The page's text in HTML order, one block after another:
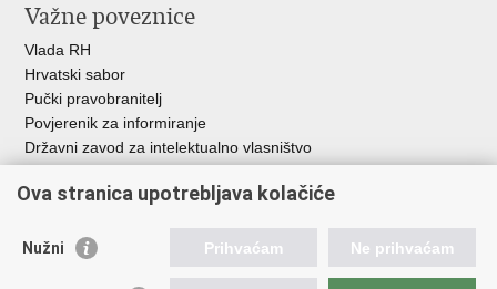
Važne poveznice
Vlada RH
Hrvatski sabor
Pučki pravobranitelj
Povjerenik za informiranje
Državni zavod za intelektualno vlasništvo
HAKOM
Ostale poveznice
Ova stranica upotrebljava kolačiće
Nužni Prihvaćam Ne prihvaćam